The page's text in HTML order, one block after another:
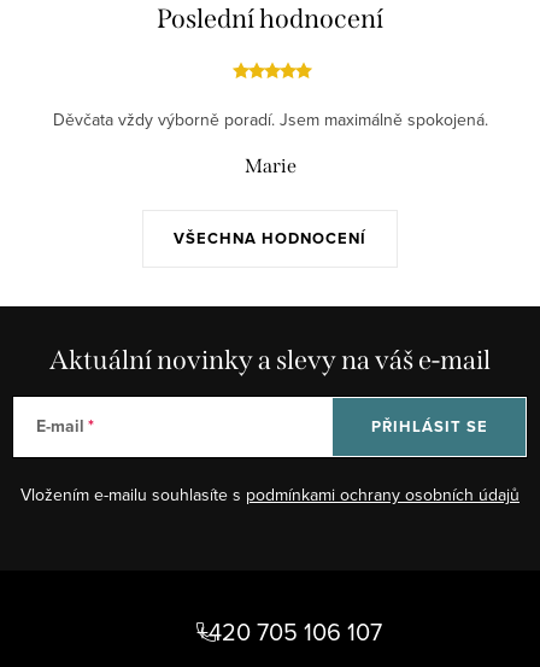
Poslední hodnocení
VŠECHNA HODNOCENÍ
Děvčata vždy výborně poradí. Jsem maximálně spokojená.
Marie
Aktuální novinky a slevy na váš e-mail
E-mail
Vložením e-mailu souhlasíte s podmínkami ochrany osobních údajů
PŘIHLÁSIT SE
+420 705 106 107